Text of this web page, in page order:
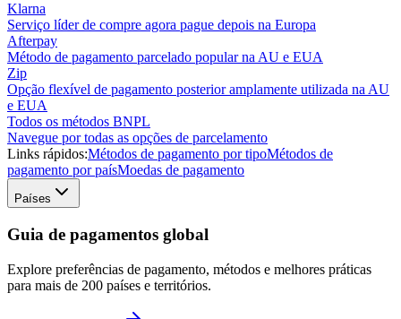
Klarna
Serviço líder de compre agora pague depois na Europa
Afterpay
Método de pagamento parcelado popular na AU e EUA
Zip
Opção flexível de pagamento posterior amplamente utilizada na AU
e EUA
Todos os métodos BNPL
Navegue por todas as opções de parcelamento
Links rápidos:Métodos de pagamento por tipoMétodos de
pagamento por paísMoedas de pagamento
Países
Guia de pagamentos global
Explore preferências de pagamento, métodos e melhores práticas
para mais de 200 países e territórios.